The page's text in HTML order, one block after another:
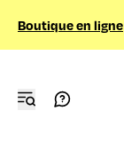
Boutique en ligne